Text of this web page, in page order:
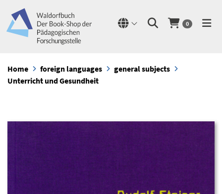
0
Home foreign languages
general subjects
Unterricht und Gesundheit